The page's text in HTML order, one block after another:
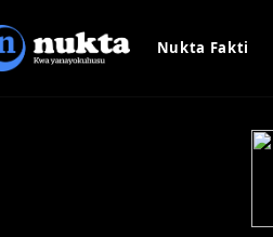
Nukta Fakti